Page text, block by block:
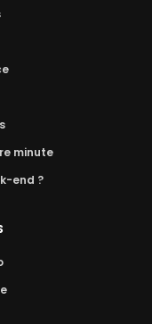
minute
end ?